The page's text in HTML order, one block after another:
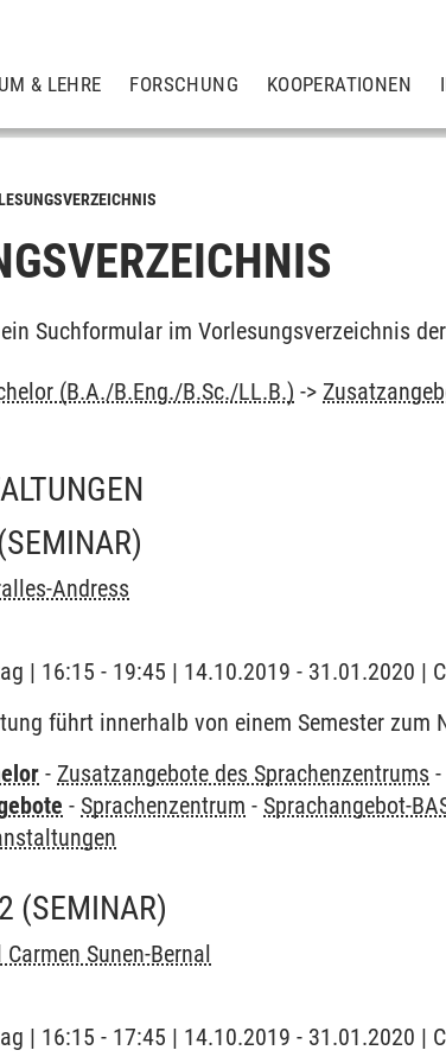
& LEHRE FORSCHUNG KOOPERATIONEN
Suchformular im Vorlesungsverzeichnis
(B.A./B.Eng./B.Sc./LL.B.) ->
Andress
| 16:15 - 19:45 | 14.10.2019 - 31.01.2020 |
führt innerhalb von einem Semester zum
- Zusatzangebote des Sprachenzentrums -
- Sprachenzentrum - Sprachangebot-
(SEMINAR)
Sunen-Bernal
| 16:15 - 17:45 | 14.10.2019 - 31.01.2020 |